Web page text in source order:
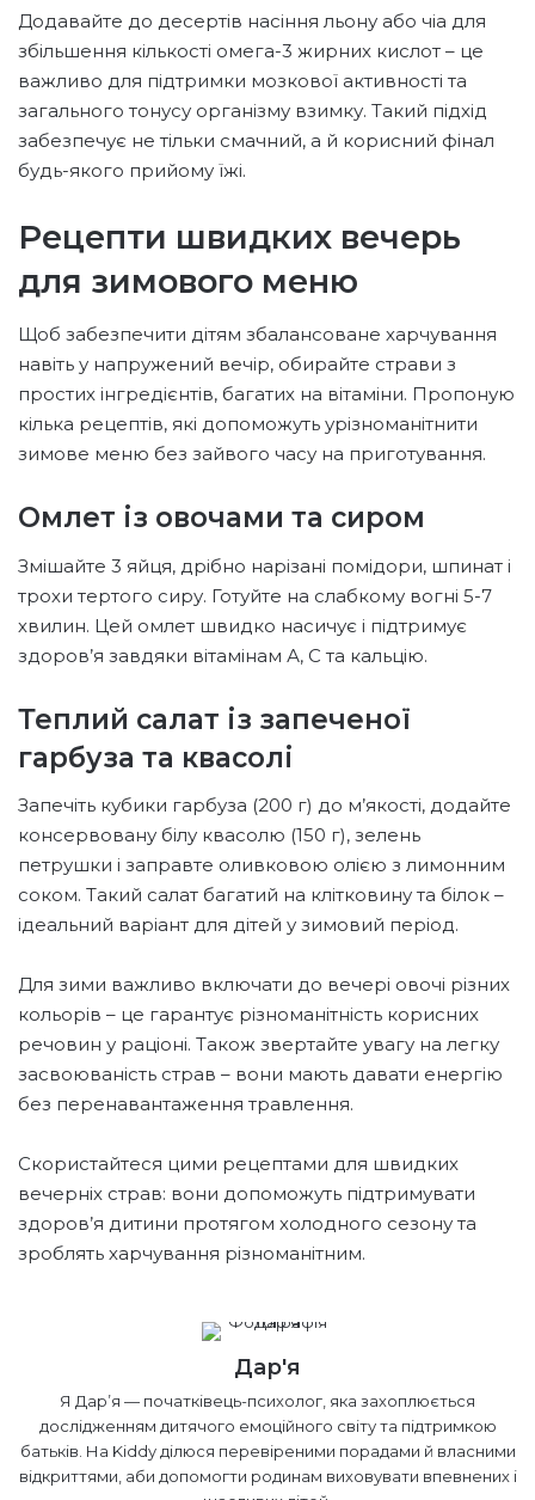
Додавайте до десертів насіння льону або чіа для
збільшення кількості омега-3 жирних кислот – це
важливо для підтримки мозкової активності та
загального тонусу організму взимку. Такий підхід
забезпечує не тільки смачний, а й корисний фінал
будь-якого прийому їжі.
Рецепти швидких вечерь
для зимового меню
Щоб забезпечити дітям збалансоване харчування
навіть у напружений вечір, обирайте страви з
простих інгредієнтів, багатих на вітаміни. Пропоную
кілька рецептів, які допоможуть урізноманітнити
зимове меню без зайвого часу на приготування.
Омлет із овочами та сиром
Змішайте 3 яйця, дрібно нарізані помідори, шпинат і
трохи тертого сиру. Готуйте на слабкому вогні 5-7
хвилин. Цей омлет швидко насичує і підтримує
здоров’я завдяки вітамінам А, С та кальцію.
Теплий салат із запеченої
гарбуза та квасолі
Запечіть кубики гарбуза (200 г) до м’якості, додайте
консервовану білу квасолю (150 г), зелень
петрушки і заправте оливковою олією з лимонним
соком. Такий салат багатий на клітковину та білок –
ідеальний варіант для дітей у зимовий період.
Для зими важливо включати до вечері овочі різних
кольорів – це гарантує різноманітність корисних
речовин у раціоні. Також звертайте увагу на легку
засвоюваність страв – вони мають давати енергію
без перенавантаження травлення.
Скористайтеся цими рецептами для швидких
вечерніх страв: вони допоможуть підтримувати
здоров’я дитини протягом холодного сезону та
зроблять харчування різноманітним.
Дар'я
Я Дарʼя — початківець-психолог, яка захоплюється
дослідженням дитячого емоційного світу та підтримкою
батьків. На Kiddy ділюся перевіреними порадами й власними
відкриттями, аби допомогти родинам виховувати впевнених і